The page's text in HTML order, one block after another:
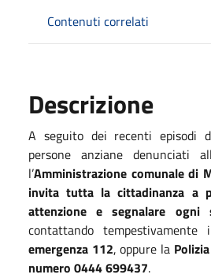
Contenuti correlati
Descrizione
A seguito dei recenti episodi
persone anziane denunciati
l’Amministrazione comunale di
invita tutta la cittadinanza a
attenzione e segnalare ogni
contattando tempestivamente
emergenza 112, oppure la
numero 0444 699437.